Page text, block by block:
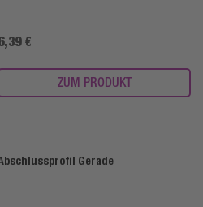
€
ZUM PRODUKT
Gerade